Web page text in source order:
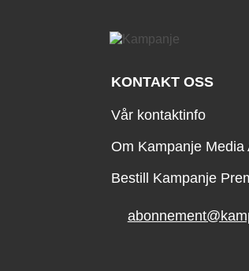
KONTAKT OSS
Vår kontaktinfo
Om Kampanje Media
Bestill Kampanje